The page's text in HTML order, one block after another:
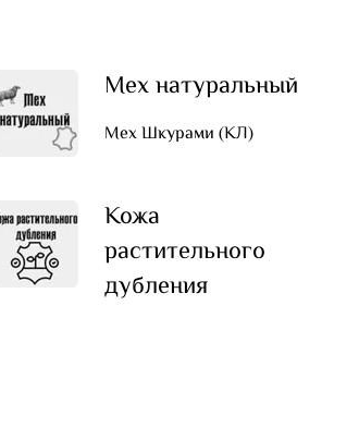
Мех натуральный
Мех Шкурами (КЛ)
Кожа
растительного
дубления